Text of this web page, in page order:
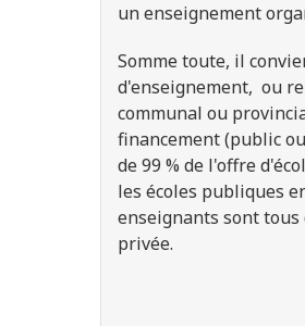
un enseignement
Somme toute, il
d'enseignement, ou
communal ou
financement (public
de 99 % de l'offre
les écoles publiques
enseignants sont
privée.